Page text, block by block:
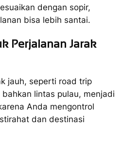
dengan sopir,
bisa lebih santai.
Perjalanan Jarak
jauh, seperti road trip
lintas pulau, menjadi
Anda mengontrol
dan destinasi